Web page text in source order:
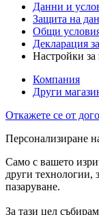
Данни и
Защита на
Общи
Декларация
Настройки за
Компания
Други
Откажете се от
Персонализиране
Само с вашето
други технологии,
пазаруване.
За тази цел